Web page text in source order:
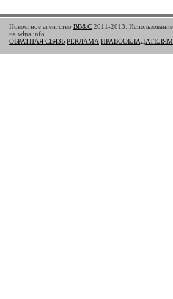
Новостное агентство BB&C 2011-2013.
на wlna.info.
ОБРАТНАЯ СВЯЗЬ РЕКЛАМА ПРАВООБЛАДАТЕЛЯМ